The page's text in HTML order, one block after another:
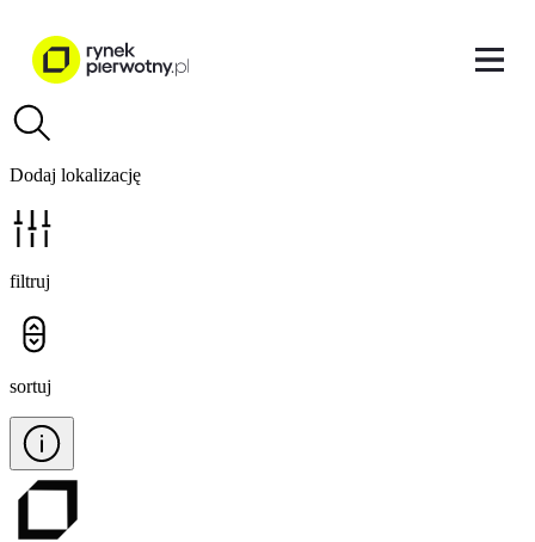
Dodaj lokalizację
filtruj
sortuj